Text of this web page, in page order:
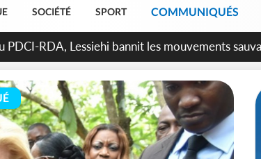
SOCIÉTÉ SPORT COMMUNIQUÉS
sanctions contre les déguerpissements illégaux